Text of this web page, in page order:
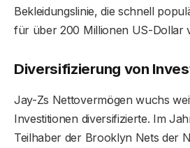
Bekleidungslinie, die schnell
für über 200 Millionen US-Dollar
Diversifizierung von
Jay-Zs Nettovermögen wuchs
Investitionen diversifizierte. Im
Teilhaber der Brooklyn Nets der